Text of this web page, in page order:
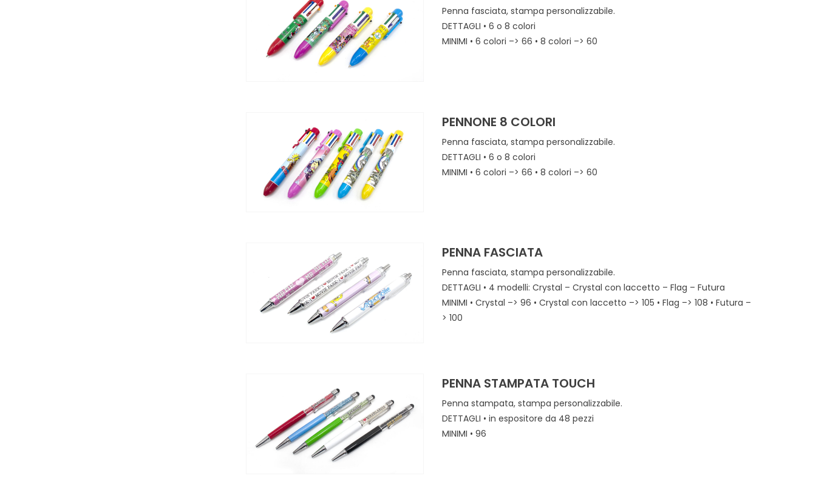
Penna fasciata, stampa personalizzabile.
DETTAGLI • 6 o 8 colori
MINIMI • 6 colori –> 66 • 8 colori –> 60
PENNONE 8 COLORI
Penna fasciata, stampa personalizzabile.
DETTAGLI • 6 o 8 colori
MINIMI • 6 colori –> 66 • 8 colori –> 60
PENNA FASCIATA
Penna fasciata, stampa personalizzabile.
DETTAGLI • 4 modelli: Crystal – Crystal con laccetto – Flag – Futura
MINIMI • Crystal –> 96 • Crystal con laccetto –> 105 • Flag –> 108 • Futura –
> 100
PENNA STAMPATA TOUCH
Penna stampata, stampa personalizzabile.
DETTAGLI • in espositore da 48 pezzi
MINIMI • 96